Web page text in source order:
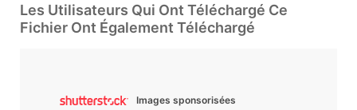
Les Utilisateurs Qui Ont Téléchargé Ce
Fichier Ont Également Téléchargé
Images sponsorisées